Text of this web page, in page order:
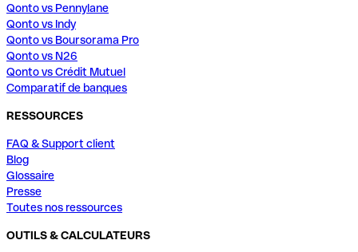
Qonto vs Pennylane
Qonto vs Indy
Qonto vs Boursorama Pro
Qonto vs N26
Qonto vs Crédit Mutuel
Comparatif de banques
RESSOURCES
FAQ & Support client
Blog
Glossaire
Presse
Toutes nos ressources
OUTILS & CALCULATEURS